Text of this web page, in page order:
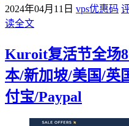
2024年04月11日 vps优惠码
读全文
Kuroit复活节全场
本/新加坡/美国/英
付宝/Paypal